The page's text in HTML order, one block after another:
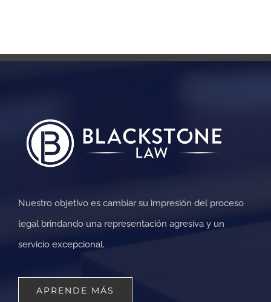
Nuestro objetivo es cambiar su impresión del proceso
legal brindando una representación agresiva y un
servicio excepcional.
APRENDE MÁS